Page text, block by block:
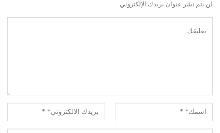
لن يتم نشر عنوان بريدك الإلكتروني.